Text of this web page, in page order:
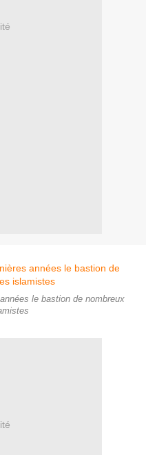
le bastion de nombreux